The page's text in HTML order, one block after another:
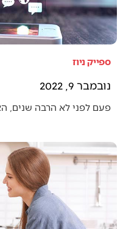
ספייק ניוז
נובמבר 9, 2022
פעם לפני לא הרבה שנים,